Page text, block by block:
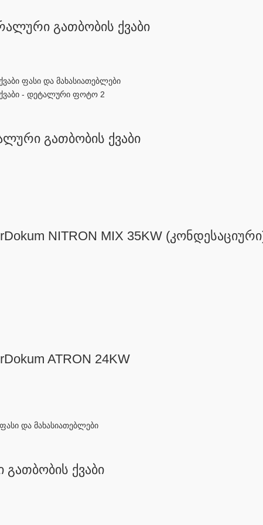
გათბობის ქვაბი
გათბობის ქვაბი
NITRON MIX 35KW
ATRON 24KW
ქვაბი